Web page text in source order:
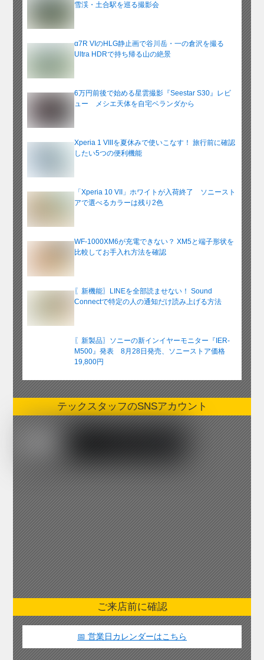
雪渓・土合駅を巡る撮影会
α7R VIのHLG静止画で谷川岳・一の倉沢を撮る
Ultra HDRで持ち帰る山の絶景
6万円前後で始める星雲撮影『Seestar S30』レビ
ュー メシエ天体を自宅ベランダから
Xperia 1 VIIIを夏休みで使いこなす！ 旅行前に確認
したい5つの便利機能
「Xperia 10 VII」ホワイトが入荷終了 ソニースト
アで選べるカラーは残り2色
WF-1000XM6が充電できない？ XM5と端子形状を
比較してお手入れ方法を確認
〖新機能〗LINEを全部読ませない！ Sound
Connectで特定の人の通知だけ読み上げる方法
〖新製品〗ソニーの新インイヤーモニター『IER-
M500』発表 8月28日発売、ソニーストア価格
19,800円
テックスタッフのSNSアカウント
ご来店前に確認
📅 営業日カレンダーはこちら